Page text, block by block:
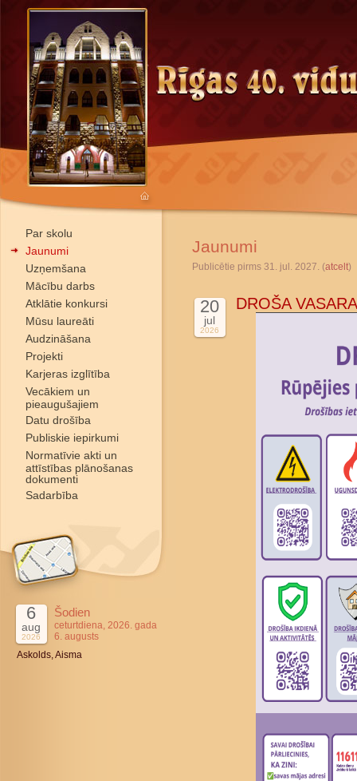
Par skolu
Jaunumi
Uzņemšana
Mācību darbs
Atklātie konkursi
Mūsu laureāti
Audzināšana
Projekti
Karjeras izglītība
Vecākiem un
pieaugušajiem
Datu drošība
Publiskie iepirkumi
Normatīvie akti un
attīstības plānošanas
dokumenti
Sadarbība
6
aug
2026
Šodien
ceturtdiena, 2026. gada
6. augusts
Askolds, Aisma
Jaunumi
Publicētie pirms 31. jul. 2027. (atcelt)
20
jul
2026
DROŠA